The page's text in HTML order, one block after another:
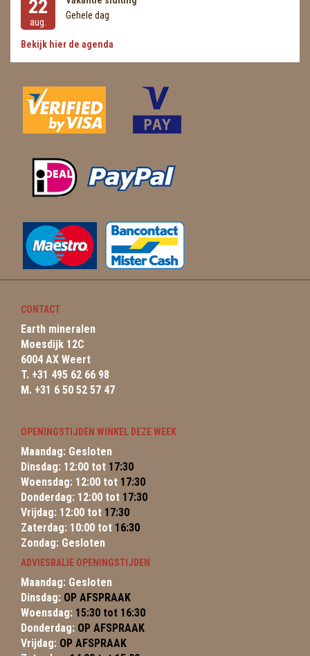
ZAKJES WATER ELIXERS
22
aug.
Gehele dag
Bekijk hier de agenda
CONTACT
Earth mineralen
Moesdijk 12C
6004 AX Weert
T. +31 495 62 66 98
M. +31 6 50 52 57 47
OPENINGSTIJDEN WINKEL DEZE WEEK
Maandag: Gesloten
Dinsdag: 12:00 tot 17:30
Woensdag: 12:00 tot 17:30
Donderdag: 12:00 tot 17:30
Vrijdag: 12:00 tot 17:30
Zaterdag: 10:00 tot 16:30
Zondag: Gesloten
ADVIESBALIE OPENINGSTIJDEN
Maandag: Gesloten
Dinsdag: OP AFSPRAAK
Woensdag: 15:30 tot 16:30
Donderdag: OP AFSPRAAK
Vrijdag: OP AFSPRAAK